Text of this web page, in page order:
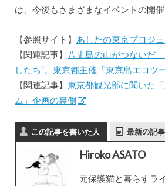
は、今後もさまざまなイベントの開催
【参照サイト】 あしたの東京プロジェ
【関連記事】
八丈島の山がつないだ
したち”。東京都主催「東京島エコツ
【関連記事】 東京都観光部に聞いた
ム」企画の裏側
この記事を書いた人 最新の記事
Hiroko ASATO
元保護猫と暮らすラ